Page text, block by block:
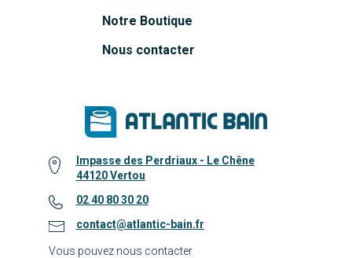
Notre Boutique
Nous contacter
Impasse des Perdriaux - Le Chêne
44120 Vertou
02 40 80 30 20
contact@atlantic-bain.fr
Vous pouvez nous contacter